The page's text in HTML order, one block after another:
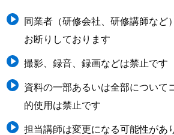
同業者（研修会社、研修講師など
お断りしております
撮影、録音、録画などは禁止です
資料の一部あるいは全部について
的使用は禁止です
担当講師は変更になる可能性があ